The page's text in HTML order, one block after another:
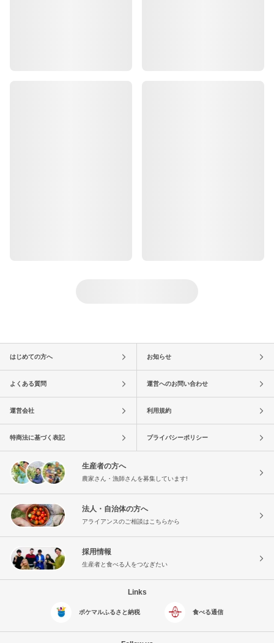
はじめての方へ お知らせ
よくある質問 運営へのお問い合わせ
運営会社 利用規約
特商法に基づく表記 プライバシーポリシー
生産者の方へ
農家さん・漁師さんを募集しています!
法人・自治体の方へ
アライアンスのご相談はこちらから
採用情報
生産者と食べる人をつなぎたい
Links
ポケマルふるさと納税 食べる通信